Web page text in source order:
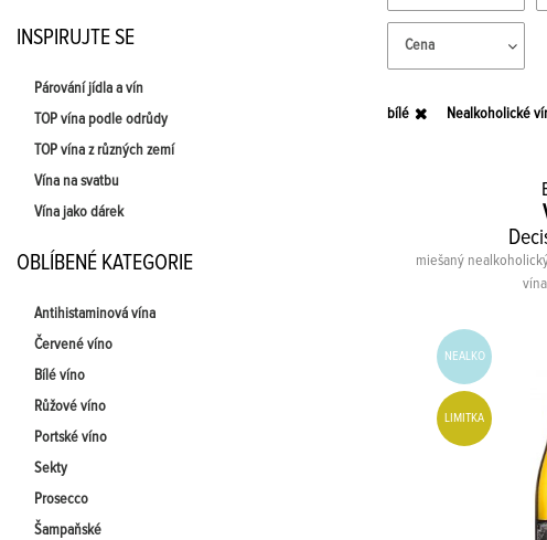
INSPIRUJTE SE
Párování jídla a vín
TOP vína podle odrůdy
TOP vína z různých zemí
Vína na svatbu
Vína jako dárek
OBLÍBENÉ KATEGORIE
Antihistaminová vína
Červené víno
Bílé víno
Růžové víno
Portské víno
Sekty
Prosecco
Šampaňské
Cena
bílé Nealkoholické
miešaný
NEALKO
LIMITKA